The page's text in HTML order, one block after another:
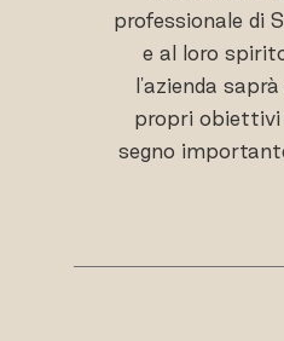
professionale di
e al loro
l'azienda saprà
propri obiettivi
segno